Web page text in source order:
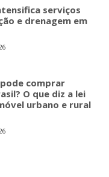
O que diz a lei
urbano e rural